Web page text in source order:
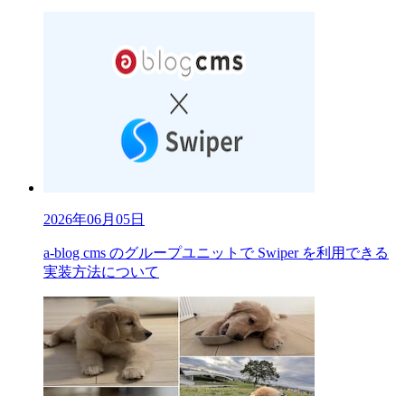
2026年06月05日
a-blog cms のグループユニットで Swiper を利用できる
実装方法について